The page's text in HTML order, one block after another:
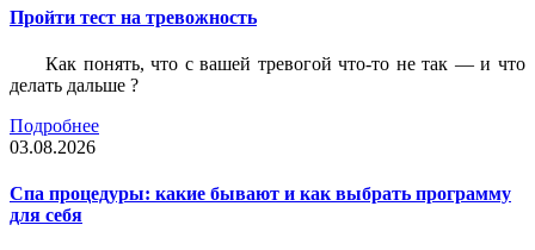
Пройти тест на тревожность
Как понять, что с вашей тревогой что-то не так — и что
делать дальше ?
Подробнее
03.08.2026
Спа процедуры: какие бывают и как выбрать программу
для себя